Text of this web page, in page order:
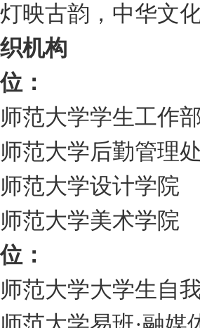
映古韵，中华文
机构
：
范大学学生工作
范大学后勤管理
范大学设计学院
范大学美术学院
：
范大学大学生自